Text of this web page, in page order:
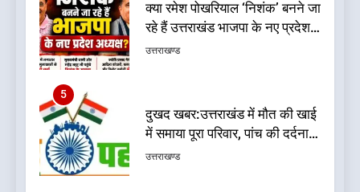
दुखद खबर:उत्तराखंड में मौत की खाई
में समाया पूरा परिवार, पांच की दर्दनाक
मौत
उत्तराखण्ड
6
कृष्णा हाउसकीपिंग के मालिक दीपक
जायसवाल विनोद नौटियाल आदि पर
मुकदमा दर्ज
उत्तराखण्ड